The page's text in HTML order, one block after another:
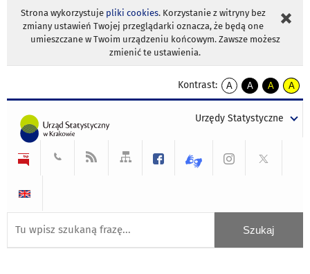
Strona wykorzystuje pliki cookies. Korzystanie z witryny bez
zmiany ustawień Twojej przeglądarki oznacza, że będą one
umieszczane w Twoim urządzeniu końcowym. Zawsze możesz
zmienić te ustawienia.
Kontrast:
A
kontrast
A
kontrast
tekst
czarnym
A
kontrast
tekst
czarnym
A
tekst
żółtym
Urzędy Statystyczne